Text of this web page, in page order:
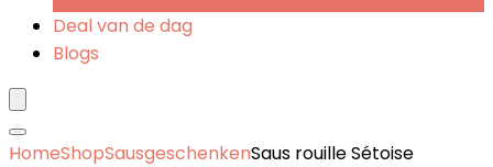
Deal van de dag
Blogs
HomeShopSausgeschenkenSaus rouille Sétoise